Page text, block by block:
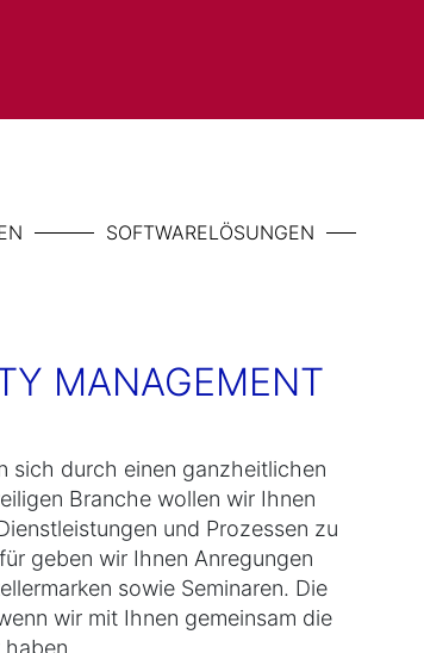
SOFTWARELÖSUNGEN
MANAGEMENT
sich durch einen ganzheitlichen
Branche wollen wir Ihnen
und Prozessen zu
geben wir Ihnen Anregungen
sowie Seminaren. Die
wir mit Ihnen gemeinsam die